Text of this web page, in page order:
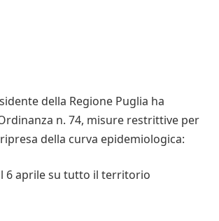
della Regione Puglia ha
n. 74, misure restrittive per
della curva epidemiologica:
6 aprile su tutto il territorio